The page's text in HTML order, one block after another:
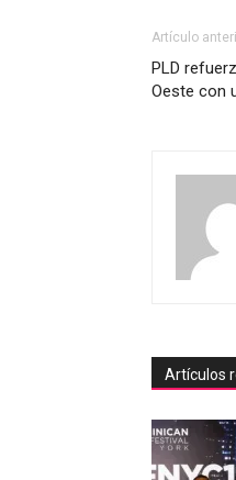
Artículo
PLD
Oeste con
Artículos